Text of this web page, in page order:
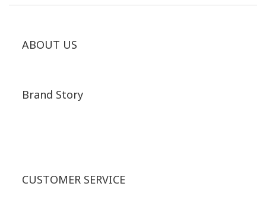
ABOUT US
Brand Story
CUSTOMER SERVICE